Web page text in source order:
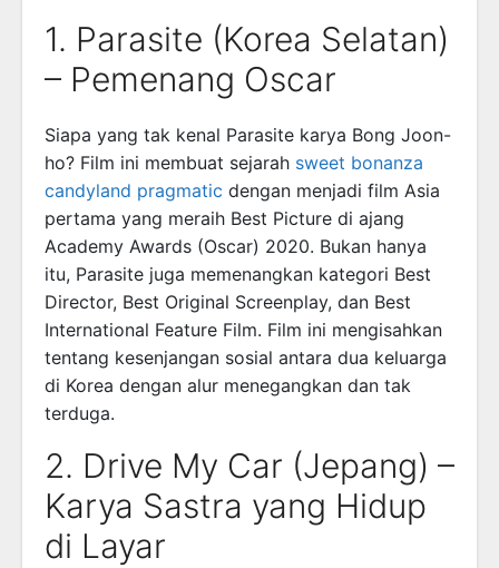
1. Parasite (Korea Selatan)
– Pemenang Oscar
Siapa yang tak kenal Parasite karya Bong Joon-
ho? Film ini membuat sejarah sweet bonanza
candyland pragmatic dengan menjadi film Asia
pertama yang meraih Best Picture di ajang
Academy Awards (Oscar) 2020. Bukan hanya
itu, Parasite juga memenangkan kategori Best
Director, Best Original Screenplay, dan Best
International Feature Film. Film ini mengisahkan
tentang kesenjangan sosial antara dua keluarga
di Korea dengan alur menegangkan dan tak
terduga.
2. Drive My Car (Jepang) –
Karya Sastra yang Hidup
di Layar